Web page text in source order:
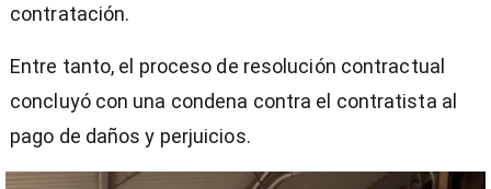
contratación.
Entre tanto, el proceso de resolución contractual
concluyó con una condena contra el contratista al
pago de daños y perjuicios.